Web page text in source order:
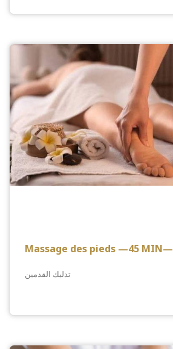
Massage des pieds —45 MIN—
تدليك القدمين